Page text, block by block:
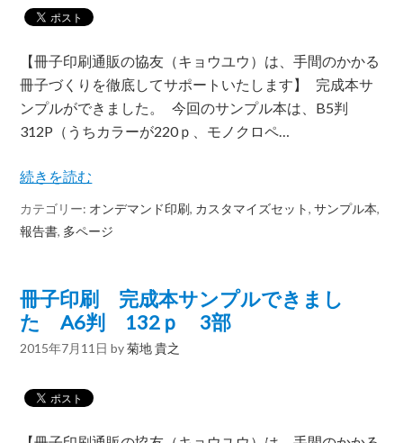
【冊子印刷通販の協友（キョウユウ）は、手間のかかる
冊子づくりを徹底してサポートいたします】 完成本サ
ンプルができました。 今回のサンプル本は、B5判
312P（うちカラーが220ｐ、モノクロペ…
続きを読む
カテゴリー: オンデマンド印刷, カスタマイズセット,サンプル本,
報告書, 多ページ
冊子印刷 完成本サンプルできまし
た A6判 132ｐ 3部
2015年7月11日 by菊地 貴之